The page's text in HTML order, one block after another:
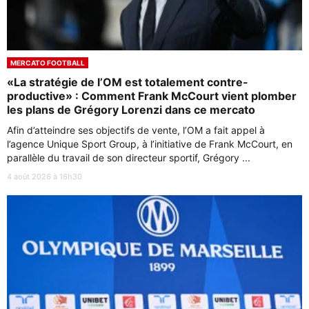
MERCATO FOOTBALL
«La stratégie de l’OM est totalement contre-
productive» : Comment Frank McCourt vient plomber
les plans de Grégory Lorenzi dans ce mercato
Afin d’atteindre ses objectifs de vente, l’OM a fait appel à
l’agence Unique Sport Group, à l’initiative de Frank McCourt, en
parallèle du travail de son directeur sportif, Grégory ...
4 août 2026 à 16h30